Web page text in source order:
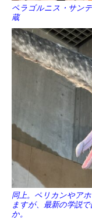
ペラゴルニス・サン
蔵
同上。ペリカンやア
ますが、最新の学説
か。